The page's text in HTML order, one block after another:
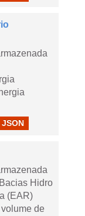
JSON
Hidro
(EAR)
de